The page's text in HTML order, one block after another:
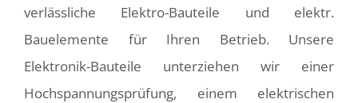
verlässliche Elektro-Bauteile und elektr.
Bauelemente für Ihren Betrieb. Unsere
Elektronik-Bauteile unterziehen wir einer
Hochspannungsprüfung, einem elektrischen